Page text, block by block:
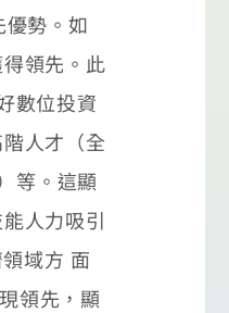
勢。如
領先。此
數位投資
人才（全
等。這顯
人力吸引
域方 面
領先，顯